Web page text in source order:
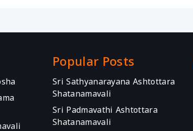
Popular Posts
Sri Sathyanarayana Ashtottara
Shatanamavali
Sri Padmavathi Ashtottara
Shatanamavali